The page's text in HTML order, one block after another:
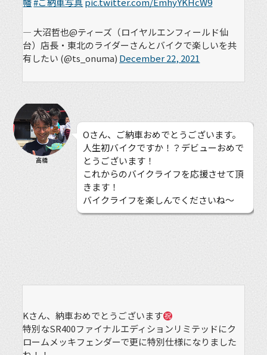
— 大沼哲也@ティーズ（ロイヤルエンフィールド仙
台）店長・東北のライダーさんとバイクで楽しいを共
有したい (@ts_onuma) December 22, 2021
高橋
Oさん、ご納車おめでとうございます。
人生初バイクですか！？デビューおめで
とうございます！
これからのバイクライフを応援させて頂
きます！
バイクライフを楽しんでくださいね〜
Kさん、納車おめでとうございます
特別なSR400ファイナルエディションリミテッドにク
ロームメッキフェンダーで更に特別仕様になりました